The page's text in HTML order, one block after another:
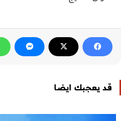
قد يعجبك ايضا